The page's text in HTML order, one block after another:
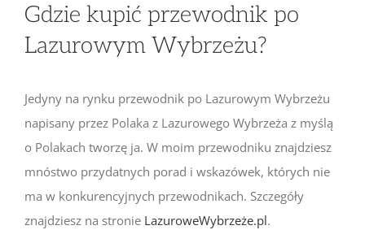
Gdzie kupić przewodnik po
Lazurowym Wybrzeżu?
Jedyny na rynku przewodnik po Lazurowym Wybrzeżu
napisany przez Polaka z Lazurowego Wybrzeża z myślą
o Polakach tworzę ja. W moim przewodniku znajdziesz
mnóstwo przydatnych porad i wskazówek, których nie
ma w konkurencyjnych przewodnikach. Szczegóły
znajdziesz na stronie LazuroweWybrzeże.pl.